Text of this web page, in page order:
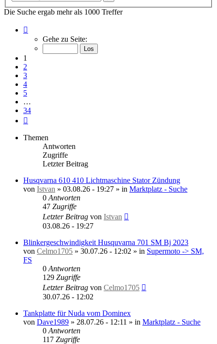
Die Suche ergab mehr als 1000 Treffer
von
Gehe zu Seite:
1
2
3
4
5
…
34
Themen
Antworten
Zugriffe
Letzter Beitrag
Husqvarna 610 410 Lichtmaschine Stator Zündung
von Istvan » 03.08.26 - 19:27 » in Marktplatz - Suche
0 Antworten
47 Zugriffe
Letzter Beitrag von Istvan
03.08.26 - 19:27
Blinkergeschwindigkeit Husquvarna 701 SM Bj 2023
von Celmo1705 » 30.07.26 - 12:02 » in Supermoto -> SM,
FS
0 Antworten
129 Zugriffe
Letzter Beitrag von Celmo1705
30.07.26 - 12:02
Tankplatte für Nuda vom Dominex
von Dave1989 » 28.07.26 - 12:11 » in Marktplatz - Suche
0 Antworten
117 Zugriffe